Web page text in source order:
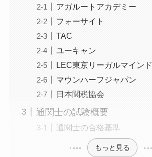
アガルートアカデミー
フォーサイト
TAC
ユーキャン
LEC東京リーガルマインド
マウンハーフジャパン
日本関税協会
通関士の試験概要
通関士の合格基準
もっと見る